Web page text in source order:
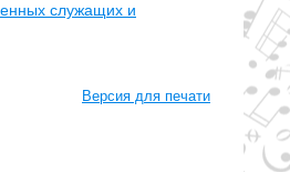
служащих и
Версия для печати